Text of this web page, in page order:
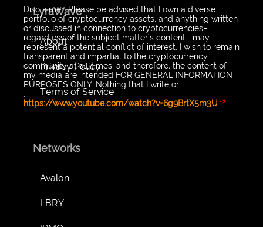
Disclaimer: Please be advised that I own a diverse
portfolio of cryptocurrency assets, and anything written
or discussed in connection to cryptocurrencies–
regardless of the subject matter’s content– may
represent a potential conflict of interest. I wish to remain
transparent and impartial to the cryptocurrency
community at all times, and therefore, the content of
my media are intended FOR GENERAL INFORMATION
PURPOSES ONLY. Nothing that I write or
...
https://www.youtube.com/watch?v=6g9BrtX5m3U
LyraWave
About
Privacy Policy
Terms of Service
Networks
Avalon
LBRY